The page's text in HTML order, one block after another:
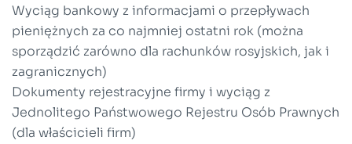
Wyciąg bankowy z informacjami o przepływach
pieniężnych za co najmniej ostatni rok (można
sporządzić zarówno dla rachunków rosyjskich, jak i
zagranicznych)
Dokumenty rejestracyjne firmy i wyciąg z
Jednolitego Państwowego Rejestru Osób Prawnych
(dla właścicieli firm)